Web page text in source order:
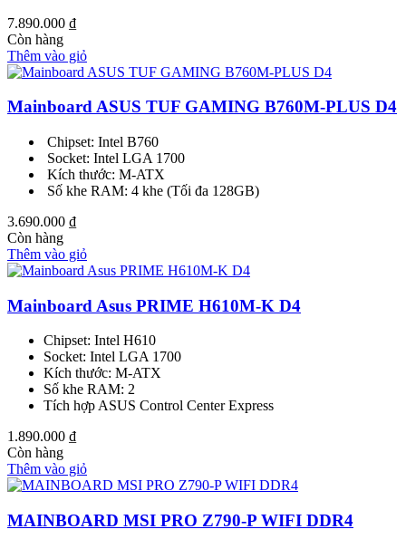
7.890.000 ₫
Còn hàng
Thêm vào giỏ
Mainboard ASUS TUF GAMING B760M-PLUS D4
Chipset: Intel B760
Socket: Intel LGA 1700
Kích thước: M-ATX
Số khe RAM: 4 khe (Tối đa 128GB)
3.690.000 ₫
Còn hàng
Thêm vào giỏ
Mainboard Asus PRIME H610M-K D4
Chipset: Intel H610
Socket: Intel LGA 1700
Kích thước: M-ATX
Số khe RAM: 2
Tích hợp ASUS Control Center Express
1.890.000 ₫
Còn hàng
Thêm vào giỏ
MAINBOARD MSI PRO Z790-P WIFI DDR4